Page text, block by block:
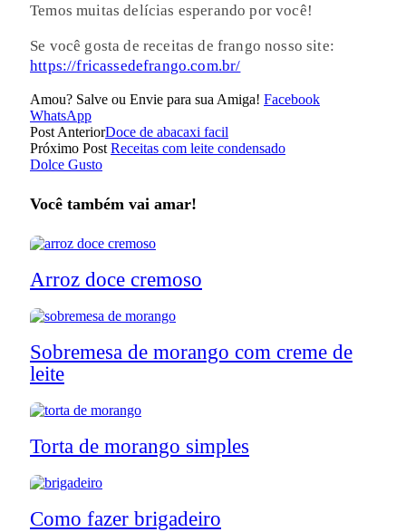
Temos muitas delícias esperando por você!
Se você gosta de receitas de frango nosso site:
https://fricassedefrango.com.br/
Amou? Salve ou Envie para sua Amiga! Facebook
WhatsApp
Post AnteriorDoce de abacaxi facil
Próximo Post Receitas com leite condensado
Dolce Gusto
Você também vai amar!
Arroz doce cremoso
Sobremesa de morango com creme de
leite
Torta de morango simples
Como fazer brigadeiro